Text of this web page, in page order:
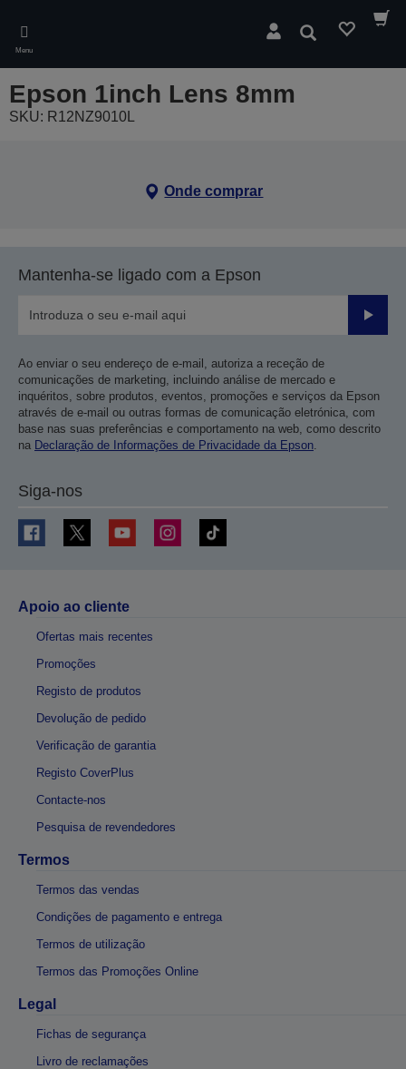
main
content
Menu
Pesquisar
Epson 1inch Lens 8mm
SKU: R12NZ9010L
Onde comprar
Mantenha-se ligado com a Epson
Enviar
Ao enviar o seu endereço de e-mail, autoriza a receção de
comunicações de marketing, incluindo análise de mercado e
inquéritos, sobre produtos, eventos, promoções e serviços da Epson
através de e-mail ou outras formas de comunicação eletrónica, com
base nas suas preferências e comportamento na web, como descrito
na Declaração de Informações de Privacidade da Epson.
Siga-nos
Apoio ao cliente
Ofertas mais recentes
Promoções
Registo de produtos
Devolução de pedido
Verificação de garantia
Registo CoverPlus
Contacte-nos
Pesquisa de revendedores
Termos
Termos das vendas
Condições de pagamento e entrega
Termos de utilização
Termos das Promoções Online
Legal
Fichas de segurança
Livro de reclamações